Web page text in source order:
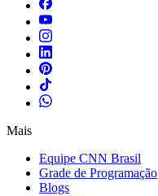
Mais
Equipe CNN Brasil
Grade de Programação
Blogs